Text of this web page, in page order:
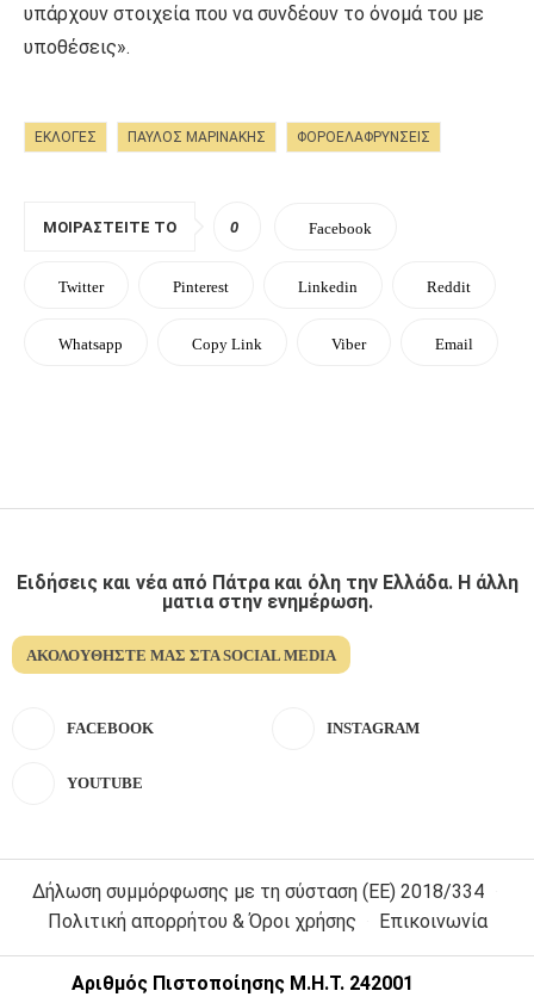
υπάρχουν στοιχεία που να συνδέουν το όνομά του με
υποθέσεις».
ΕΚΛΟΓΕΣ ΠΑΥΛΟΣ ΜΑΡΙΝΑΚΗΣ ΦΟΡΟΕΛΑΦΡΥΝΣΕΙΣ
ΜΟΙΡΑΣΤΕΊΤΕ ΤΟ 0 Facebook
Twitter Pinterest Linkedin Reddit
Whatsapp Copy Link Viber Email
Ειδήσεις και νέα από Πάτρα και όλη την Ελλάδα. Η άλλη
ματια στην ενημέρωση.
ΑΚΟΛΟΥΘΉΣΤΕ ΜΑΣ ΣΤΑ SOCIAL MEDIA
FACEBOOK INSTAGRAM
YOUTUBE
Δήλωση συμμόρφωσης με τη σύσταση (ΕΕ) 2018/334
Πολιτική απορρήτου & Όροι χρήσης
Επικοινωνία
Αριθμός Πιστοποίησης Μ.Η.Τ. 242001